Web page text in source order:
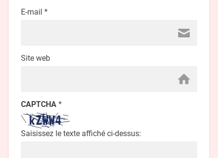
E-mail *
Site web
CAPTCHA *
Saisissez le texte affiché ci-dessus: